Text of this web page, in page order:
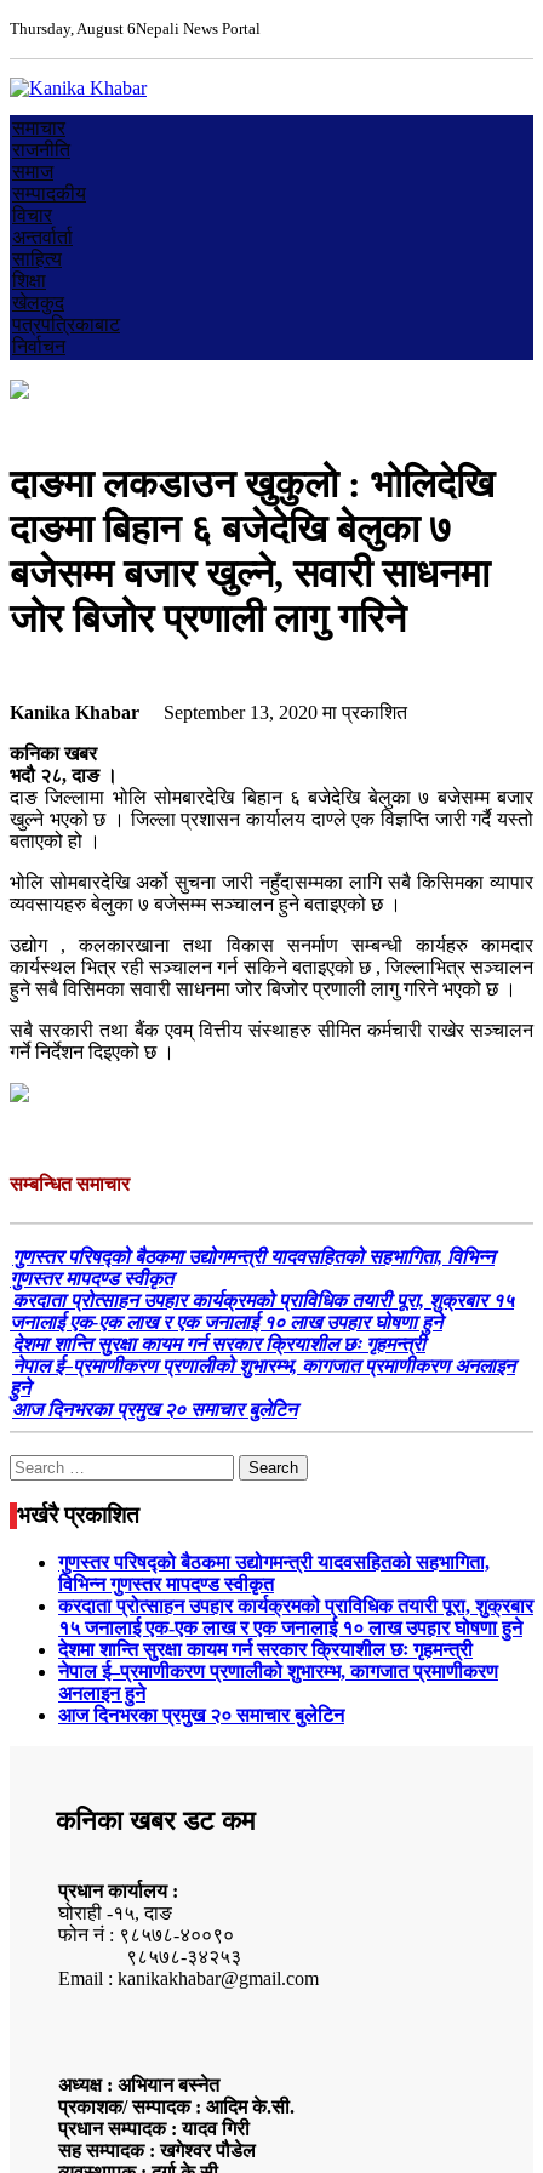
Thursday, August 6Nepali News Portal
समाचार
राजनीति
समाज
सम्पादकीय
विचार
अन्तर्वार्ता
साहित्य
शिक्षा
खेलकुद
पत्रपत्रिकाबाट
निर्वाचन
दाङमा लकडाउन खुकुलो : भोलिदेखि
दाङमा बिहान ६ बजेदेखि बेलुका ७
बजेसम्म बजार खुल्ने, सवारी साधनमा
जोर बिजोर प्रणाली लागु गरिने
Kanika Khabar September 13, 2020मा प्रकाशित
कनिका खबर
भदौ २८, दाङ ।
दाङ जिल्लामा भोलि सोमबारदेखि बिहान ६ बजेदेखि बेलुका ७ बजेसम्म बजार
खुल्ने भएको छ । जिल्ला प्रशासन कार्यालय दाण्ले एक विज्ञप्ति जारी गर्दै यस्तो
बताएको हो ।
भोलि सोमबारदेखि अर्को सुचना जारी नहुँदासम्मका लागि सबै किसिमका व्यापार
व्यवसायहरु बेलुका ७ बजेसम्म सञ्चालन हुने बताइएको छ ।
उद्योग , कलकारखाना तथा विकास सनर्माण सम्बन्धी कार्यहरु कामदार
कार्यस्थल भित्र रही सञ्चालन गर्न सकिने बताइएको छ , जिल्लाभित्र सञ्चालन
हुने सबै विसिमका सवारी साधनमा जोर बिजोर प्रणाली लागु गरिने भएको छ ।
सबै सरकारी तथा बैंक एवम् वित्तीय संस्थाहरु सीमित कर्मचारी राखेर सञ्चालन
गर्ने निर्देशन दिइएको छ ।
सम्बन्धित समाचार
गुणस्तर परिषद्को बैठकमा उद्योगमन्त्री यादवसहितको सहभागिता, विभिन्न
गुणस्तर मापदण्ड स्वीकृत
करदाता प्रोत्साहन उपहार कार्यक्रमको प्राविधिक तयारी पूरा, शुक्रबार १५
जनालाई एक-एक लाख र एक जनालाई १० लाख उपहार घोषणा हुने
देशमा शान्ति सुरक्षा कायम गर्न सरकार क्रियाशील छः गृहमन्त्री
नेपाल ई–प्रमाणीकरण प्रणालीको शुभारम्भ, कागजात प्रमाणीकरण अनलाइन
हुने
आज दिनभरका प्रमुख २० समाचार बुलेटिन
Search
for:
भर्खरै प्रकाशित
गुणस्तर परिषद्को बैठकमा उद्योगमन्त्री यादवसहितको सहभागिता,
विभिन्न गुणस्तर मापदण्ड स्वीकृत
करदाता प्रोत्साहन उपहार कार्यक्रमको प्राविधिक तयारी पूरा, शुक्रबार
१५ जनालाई एक-एक लाख र एक जनालाई १० लाख उपहार घोषणा हुने
देशमा शान्ति सुरक्षा कायम गर्न सरकार क्रियाशील छः गृहमन्त्री
नेपाल ई–प्रमाणीकरण प्रणालीको शुभारम्भ, कागजात प्रमाणीकरण
अनलाइन हुने
आज दिनभरका प्रमुख २० समाचार बुलेटिन
कनिका खबर डट कम
प्रधान कार्यालय :
घोराही -१५, दाङ
फोन नं : ९८५७८-४००९०
९८५७८-३४२५३
Email : kanikakhabar@gmail.com
अध्यक्ष : अभियान बस्नेत
प्रकाशक/ सम्पादक : आदिम के.सी.
प्रधान सम्पादक : यादव गिरी
सह सम्पादक : खगेश्वर पौडेल